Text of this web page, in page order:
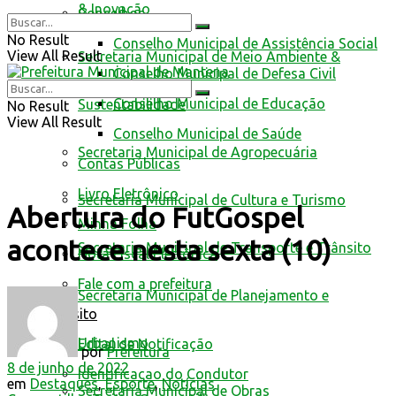
Conselhos
Conselho Municipal de Assistência Social
Conselho Municipal de Defesa Civil
Conselho Municipal de Educação
Conselho Municipal de Saúde
Contas Públicas
Livro Eletrônico
Minha Folha
Nota Fiscal Eletrônica
Fale com a prefeitura
Trânsito
Edital de Notificação
Identificacao do Condutor
& Inovação
Secretaria Municipal de Meio Ambiente &
Sustentabilidade
Secretaria Municipal de Agropecuária
Secretaria Municipal de Cultura e Turismo
Secretaria Municipal de Transporte e Trânsito
Secretaria Municipal de Planejamento e
Urbanismo
Secretaria Municipal de Obras
No Result
View All Result
No Result
View All Result
Abertura do FutGospel
acontece nesta sexta (10)
por Prefeitura
8 de junho de 2022
em Destaques,Esporte,Notícias